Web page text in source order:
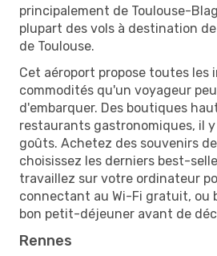
principalement de Toulouse-
plupart des vols à destination
de Toulouse.
Cet aéroport propose toutes les
commodités qu'un voyageur
d'embarquer. Des boutiques
restaurants gastronomiques, il
goûts. Achetez des souvenirs
choisissez les derniers best-
travaillez sur votre ordinateur
connectant au Wi-Fi gratuit, ou
bon petit-déjeuner avant de
Rennes